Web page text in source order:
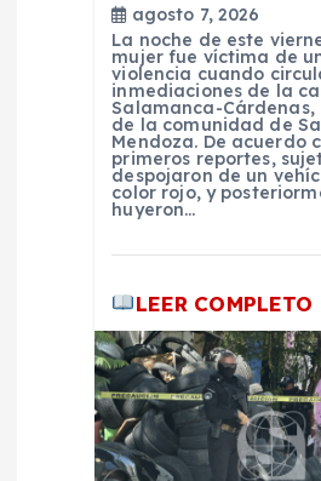
agosto 7, 2026
La noche de este
mujer fue víctima de
violencia cuando
inmediaciones de la
Salamanca-
de la comunidad de
Mendoza. De acuerdo
primeros reportes,
despojaron de un
color rojo, y
huyeron…
LEER COMPLETO